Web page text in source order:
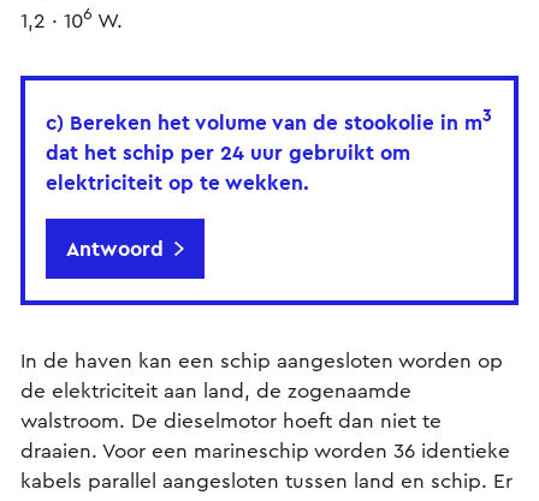
1,2 ∙ 106 W.
c) Bereken het volume van de stookolie in m3
dat het schip per 24 uur gebruikt om
elektriciteit op te wekken.
Antwoord
In de haven kan een schip aangesloten worden op
de elektriciteit aan land, de zogenaamde
walstroom. De dieselmotor hoeft dan niet te
draaien. Voor een marineschip worden 36 identieke
kabels parallel aangesloten tussen land en schip. Er